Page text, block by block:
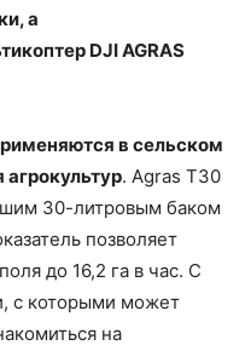
а
DJI AGRAS
в сельском
. Agras T30
30-литровым баком
позволяет
до 16,2 га в час. С
с которыми может
на